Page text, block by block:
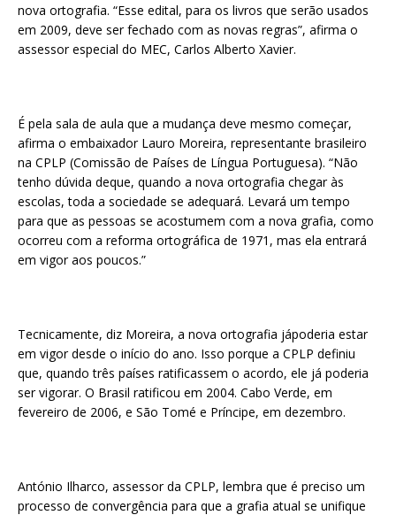
nova ortografia. “Esse edital, para os livros que serão usados
em 2009, deve ser fechado com as novas regras”, afirma o
assessor especial do MEC, Carlos Alberto Xavier.
É pela sala de aula que a mudança deve mesmo começar,
afirma o embaixador Lauro Moreira, representante brasileiro
na CPLP (Comissão de Países de Língua Portuguesa). “Não
tenho dúvida deque, quando a nova ortografia chegar às
escolas, toda a sociedade se adequará. Levará um tempo
para que as pessoas se acostumem com a nova grafia, como
ocorreu com a reforma ortográfica de 1971, mas ela entrará
em vigor aos poucos.”
Tecnicamente, diz Moreira, a nova ortografia jápoderia estar
em vigor desde o início do ano. Isso porque a CPLP definiu
que, quando três países ratificassem o acordo, ele já poderia
ser vigorar. O Brasil ratificou em 2004. Cabo Verde, em
fevereiro de 2006, e São Tomé e Príncipe, em dezembro.
António Ilharco, assessor da CPLP, lembra que é preciso um
processo de convergência para que a grafia atual se unifique